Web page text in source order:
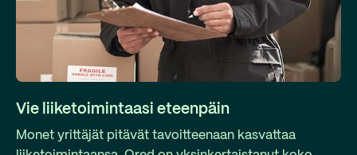
Vie liiketoimintaasi eteenpäin
Monet yrittäjät pitävät tavoitteenaan kasvattaa